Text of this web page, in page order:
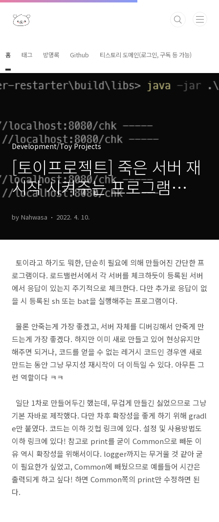
본문 바로가기
홈 태그 방명록 Github 티스토리 도메인(로그인, 구독 등 가능)
Development/Toy Projects
[토이프로젝트] 죽은 서버 재
시작 시켜주는 프로그램
by Nahwasa 2022. 4. 10.
토이라고 하기도 뭐한, 단순히 필요에 의해 만들어진 간단한 프
로그램이다. 로드밸런서에서 각 서버를 체크하듯이 등록된 서버
에서 응답이 있는지 주기적으로 체크한다. 다만 추가로 응답이 없
을 시 등록된 sh 또는 bat을 실행해주는 프로그램이다.
물론 안죽는게 가장 좋겠고, 서버 자체를 디버깅해서 안죽게 만
드는게 가장 좋겠다. 하지만 이미 새로 만들고 있어 현상유지만
해주면 되거나, 코드를 얻을 수 없는 레거시 코드인 경우엔 새로
만드는 동안 그냥 무지성 재시작이 더 이득일 수 있다. 아무튼 그
런 역할이다 ㅋㅋ
일단 1차로 만들어두긴 했는데, 무겁게 만들긴 싫었으므로 그냥
기본 자바로 제작했다. 다만 차후 확장성을 좋게 하기 위해 gradl
e만 붙였다. 코드는 이하 깃헙 링크에 있다. 설정 및 사용방법도
이하 링크에 있다! 참고로 print를 굳이 Common으로 빼둔 이
유 역시 확장성을 위해서이다. logger까지는 무거울 것 같아 굳
이 필요한가 싶었고, Common에 빼뒀으므로 예를들어 시간은
출력되게 하고 싶다! 하면 Common쪽의 print만 수정하면 된
다.